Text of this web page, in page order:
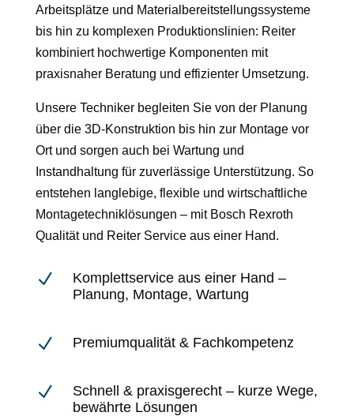
Arbeitsplätze und Materialbereitstellungssysteme
bis hin zu komplexen Produktionslinien: Reiter
kombiniert hochwertige Komponenten mit
praxisnaher Beratung und effizienter Umsetzung.
Unsere Techniker begleiten Sie von der Planung
über die 3D-Konstruktion bis hin zur Montage vor
Ort und sorgen auch bei Wartung und
Instandhaltung für zuverlässige Unterstützung. So
entstehen langlebige, flexible und wirtschaftliche
Montagetechniklösungen – mit Bosch Rexroth
Qualität und Reiter Service aus einer Hand.
N
Komplettservice aus einer Hand –
Planung, Montage, Wartung
N Premiumqualität & Fachkompetenz
N
Schnell & praxisgerecht – kurze Wege,
bewährte Lösungen